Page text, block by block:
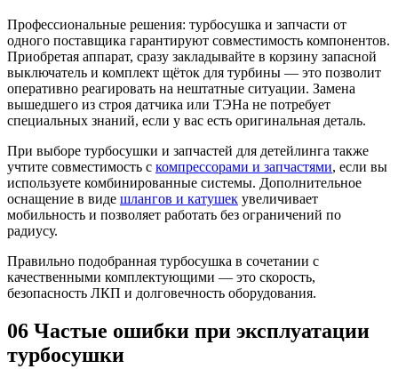
Профессиональные решения: турбосушка и запчасти от
одного поставщика гарантируют совместимость компонентов.
Приобретая аппарат, сразу закладывайте в корзину запасной
выключатель и комплект щёток для турбины — это позволит
оперативно реагировать на нештатные ситуации. Замена
вышедшего из строя датчика или ТЭНа не потребует
специальных знаний, если у вас есть оригинальная деталь.
При выборе турбосушки и запчастей для детейлинга также
учтите совместимость с компрессорами и запчастями, если вы
используете комбинированные системы. Дополнительное
оснащение в виде шлангов и катушек увеличивает
мобильность и позволяет работать без ограничений по
радиусу.
Правильно подобранная турбосушка в сочетании с
качественными комплектующими — это скорость,
безопасность ЛКП и долговечность оборудования.
06 Частые ошибки при эксплуатации
турбосушки